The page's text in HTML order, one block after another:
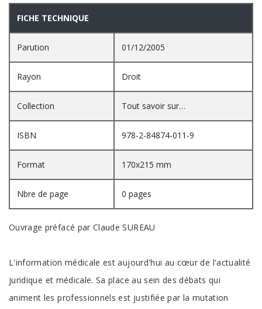
PRESENTATION
FICHE TECHNIQUE
Parution 01/12/2005
Rayon Droit
Collection Tout savoir sur…
ISBN 978-2-84874-011-9
Format 170x215 mm
Nbre de page 0 pages
Ouvrage préfacé par Claude SUREAU
L'information médicale est aujourd'hui au cœur de l'actualité
juridique et médicale. Sa place au sein des débats qui
animent les professionnels est justifiée par la mutation